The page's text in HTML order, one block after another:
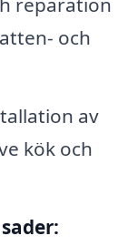
och
av
kök och